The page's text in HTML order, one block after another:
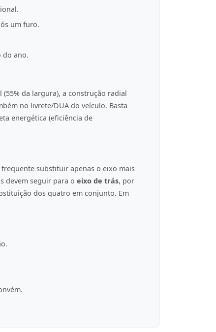
um furo.
do ano.
da largura), a construção radial
no livrete/DUA do veículo. Basta
energética (eficiência de
substituir apenas o eixo mais
devem seguir para o eixo de trás, por
dos quatro em conjunto. Em